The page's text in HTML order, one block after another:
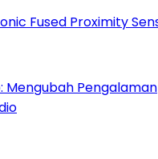
Mengubah Pengalaman